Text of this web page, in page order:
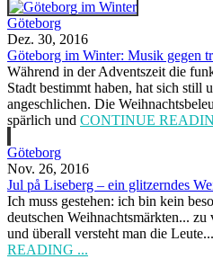
Göteborg
Dez. 30, 2016
Göteborg im Winter: Musik gegen
Während in der Adventszeit die
Stadt bestimmt haben, hat sich still
angeschlichen. Die
spärlich und CONTINUE
Göteborg
Nov. 26, 2016
Jul på Liseberg – ein glitzerndes
Ich muss gestehen: ich bin kein
deutschen Weihnachtsmärkten...
und überall versteht man die
READING ...